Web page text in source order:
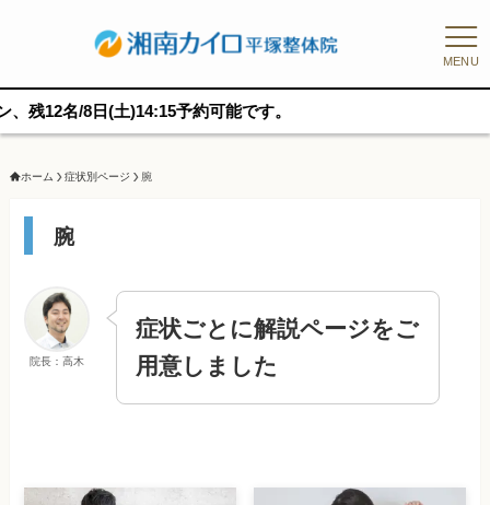
MENU
名/8日(土)14:15予約可能です。
ホーム 症状別ページ 腕
腕
院長：高木
症状ごとに解説ページをご
用意しました